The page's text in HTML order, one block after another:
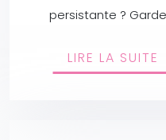
persistante ?
LIRE LA SUITE